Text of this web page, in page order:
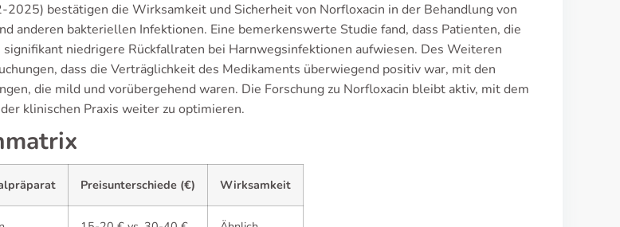
bestätigen die Wirksamkeit und Sicherheit von Norfloxacin in der Behandlung von
anderen bakteriellen Infektionen. Eine bemerkenswerte Studie fand, dass Patienten, die
signifikant niedrigere Rückfallraten bei Harnwegsinfektionen aufwiesen. Des Weiteren
dass die Verträglichkeit des Medikaments überwiegend positiv war, mit den
die mild und vorübergehend waren. Die Forschung zu Norfloxacin bleibt aktiv, mit dem
klinischen Praxis weiter zu optimieren.
Preisunterschiede (€) Wirksamkeit